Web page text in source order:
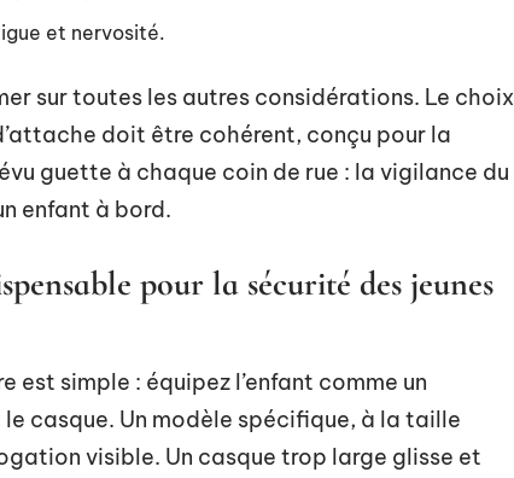
et nervosité.
sur toutes les autres considérations. Le choix
doit être cohérent, conçu pour la
guette à chaque coin de rue : la vigilance du
enfant à bord.
pour la sécurité des jeunes
est simple : équipez l’enfant comme un
casque. Un modèle spécifique, à la taille
visible. Un casque trop large glisse et